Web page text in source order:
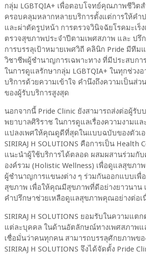
กลุ่ม LGBTQIA+ เพื่อตอบโจทย์คุณภาพชีวิต
ครอบคลุมหลากหลายบริการตั้งแต่การให้คำ
และผ่าตัดรูปหน้า การตรวจวินิจฉัยโรคมะเร็
ตรวจสุขภาพประจำปีตามเพศสภาพ และ ปรึ
การบรรลุเป้าหมายเพศวิถี คลินิก Pride มีที
วิชาชีพผู้ชำนาญการเฉพาะทาง ที่มีประสบก
ในการดูแลรักษากลุ่ม LGBTQIA+ ในทุกช่วง
บริการด้วยความเข้าใจ คำนึงถึงความเป็นส่
ของผู้รับบริการสูงสุด
นอกจากนี้ Pride Clinic ยังสามารถส่งต่อผู้รับ
พยาบาลศิริราช ในการดูแลเรื่องความงามแล
แปลงเพศให้คุณดูดีที่สุดในแบบฉบับของตัวเอ
SIRIRAJ H SOLUTIONS คือการเป็น Health
แนะนำผู้ใช้บริการได้ตลอด ผสมผสานร่วมกั
องค์รวม (Holistic Wellness) เพื่อดูแลสุขภา
ผู้ชำนาญการแขนงต่าง ๆ ร่วมกันออกแบบเพื่
สุขภาพ เพื่อให้คุณมีสุขภาพที่ดีอย่างยาวนาน
คำปรึกษาช่วยเหลือดูแลสุขภาพคุณอย่างต่อเ
SIRIRAJ H SOLUTIONS ยอมรับในความแต
แต่ละบุคคล ในด้านอัตลักษณ์ทางเพศสภาพแ
เชื่อมั่นว่าคนทุกคน สามารถบรรลุศักยภาพขอ
SIRIRAJ H SOLUTIONS จึงได้จัดตั้ง Pride